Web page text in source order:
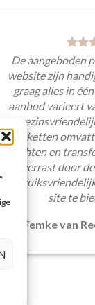
De aangeboden
website zijn
graag alles in
aanbod varieert
pakketten
vluchten en
verrast door
site te
Femke van